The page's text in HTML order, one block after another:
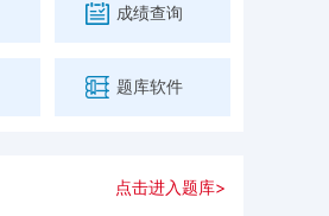
成绩查询
题库软件
点击进入题库>